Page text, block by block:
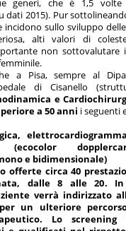
dati 2015). Pur
incidono sullo sviluppo
alti valori di
non
a Pisa, sempre al
di Cisanello
e
a 50 anni i seguenti
(ecocolor
e bidimensionale)
offerte circa 40
dalle 8 alle 20.
verrà indirizzato
un ulteriore
Lo